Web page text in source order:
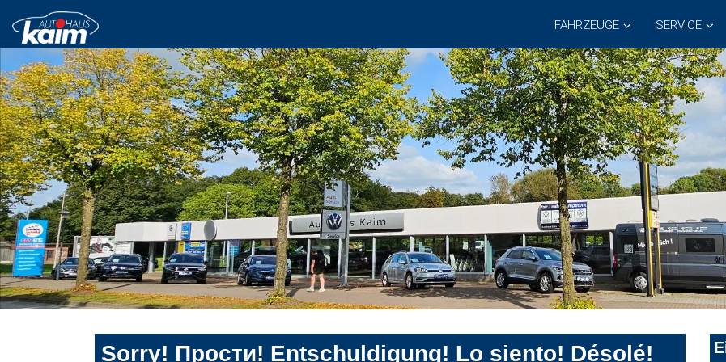
FAHRZEUGE SERVICE
Sorry! Прости! Entschuldigung! Lo siento! Désolé!